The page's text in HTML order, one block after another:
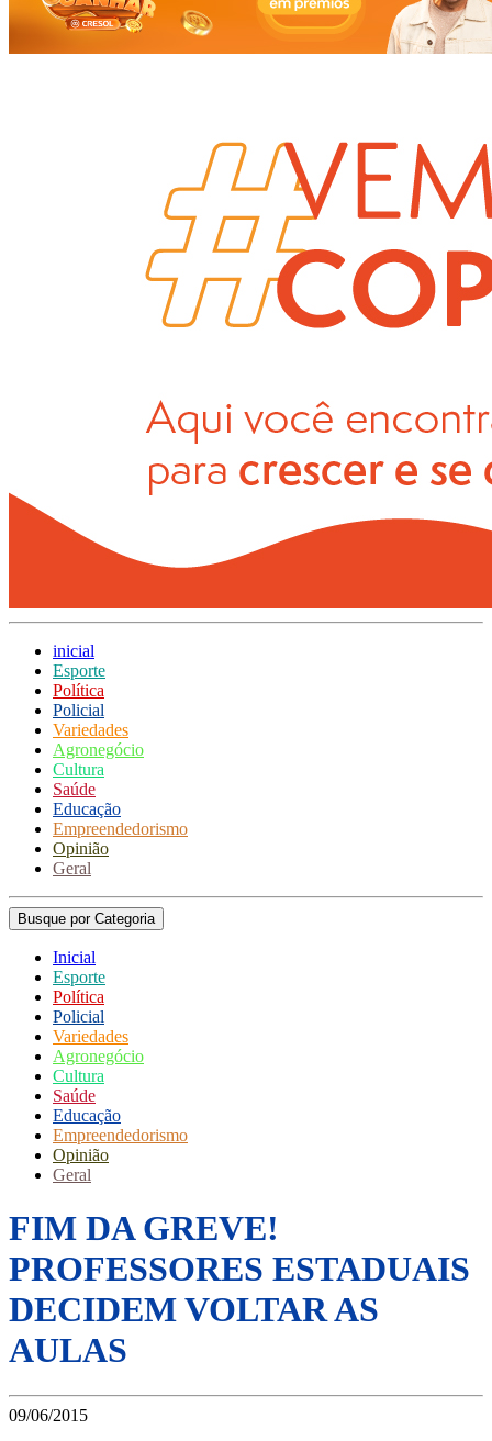
inicial
Esporte
Política
Policial
Variedades
Agronegócio
Cultura
Saúde
Educação
Empreendedorismo
Opinião
Geral
Busque por Categoria
Inicial
Esporte
Política
Policial
Variedades
Agronegócio
Cultura
Saúde
Educação
Empreendedorismo
Opinião
Geral
FIM DA GREVE!
PROFESSORES ESTADUAIS
DECIDEM VOLTAR AS
AULAS
09/06/2015